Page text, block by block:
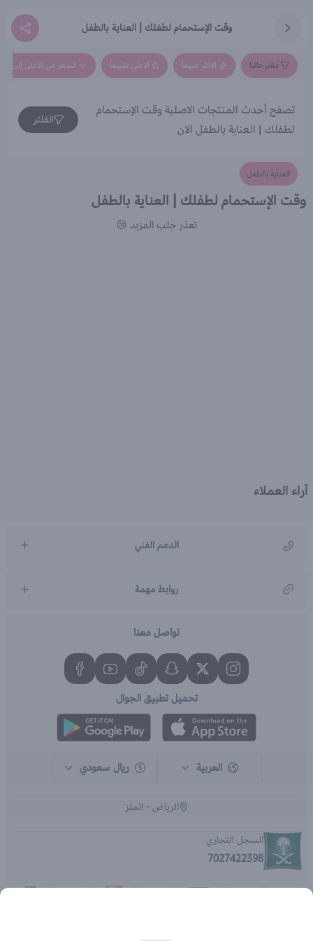
وقت الإستحمام لطفلك | العناية بالطفل
مقترحاتنا الاكثر مبيعاً الاعلى تقييماً السعر من الاعلى إلى
تصفح أحدث المنتجات الاصلية وقت الإستحمام
لطفلك | العناية بالطفل الان
الفلتر
العناية بالطفل
وقت الإستحمام لطفلك | العناية بالطفل
تعذر جلب المزيد 😢
آراء العملاء
الدعم الفني
روابط مهمة
تواصل معنا
تحميل تطبيق الجوال
العربية ريال سعودي
الرياض - الملز
السجل التجاري
7027422398